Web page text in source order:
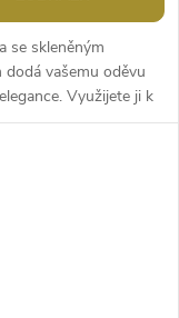
se skleněným
dodá vašemu oděvu
Využijete ji k
lemů či švů. Korálky